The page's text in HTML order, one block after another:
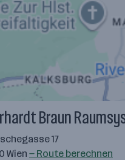
Braun
17
Wien — Route berechnen